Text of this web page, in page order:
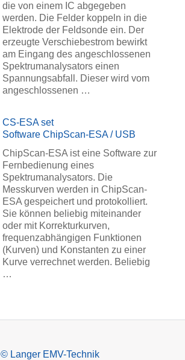
die von einem IC abgegeben
werden. Die Felder koppeln in die
Elektrode der Feldsonde ein. Der
erzeugte Verschiebestrom bewirkt
am Eingang des angeschlossenen
Spektrumanalysators einen
Spannungsabfall. Dieser wird vom
angeschlossenen …
CS-ESA set
Software ChipScan-ESA / USB
ChipScan-ESA ist eine Software zur
Fernbedienung eines
Spektrumanalysators. Die
Messkurven werden in ChipScan-
ESA gespeichert und protokolliert.
Sie können beliebig miteinander
oder mit Korrekturkurven,
frequenzabhängigen Funktionen
(Kurven) und Konstanten zu einer
Kurve verrechnet werden. Beliebig
…
© Langer EMV-Technik